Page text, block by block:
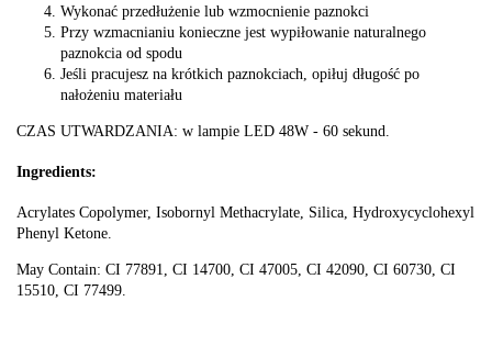
Wykonać przedłużenie lub wzmocnienie paznokci
Przy wzmacnianiu konieczne jest wypiłowanie naturalnego
paznokcia od spodu
Jeśli pracujesz na krótkich paznokciach, opiłuj długość po
nałożeniu materiału
CZAS UTWARDZANIA: w lampie LED 48W - 60 sekund.
Ingredients:
Acrylates Copolymer, Isobornyl Methacrylate, Silica, Hydroxycyclohexyl
Phenyl Ketone.
May Contain: CI 77891, CI 14700, CI 47005, CI 42090, CI 60730, CI
15510, CI 77499.